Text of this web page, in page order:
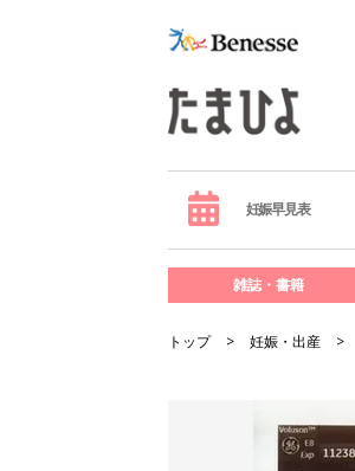
妊娠早見表
雑誌・書籍
トップ 妊娠・出産